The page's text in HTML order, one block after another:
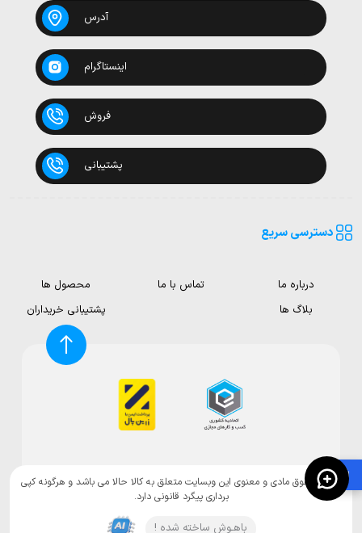
🛍️
آدرس
اینستاگرام
فروش
پشتیبانی
دسترسی سریع
درباره ما تماس با ما
محصول ها
بلاگ ها
پشتیبانی خریداران
تمامی حقوق مادی و معنوی این وبسایت متعلق به کالا حالا می باشد و هرگونه کپی
برداری پیگرد قانونی دارد.
باهـوش ساخته شده !